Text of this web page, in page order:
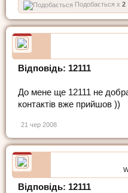
Подобається x 2
Відповідь: 12111
До мене ще 12111 не
контактів вже прийшов ))
21 чер 2008
Відповідь: 12111